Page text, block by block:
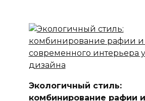
Экологичный стиль:
комбинирование рафии